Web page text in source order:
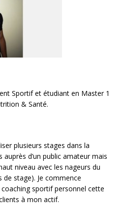
Sportif et étudiant en Master 1
& Santé.
plusieurs stages dans la
d’un public amateur mais
niveau avec les nageurs du
de stage). Je commence
sportif personnel cette
à mon actif.